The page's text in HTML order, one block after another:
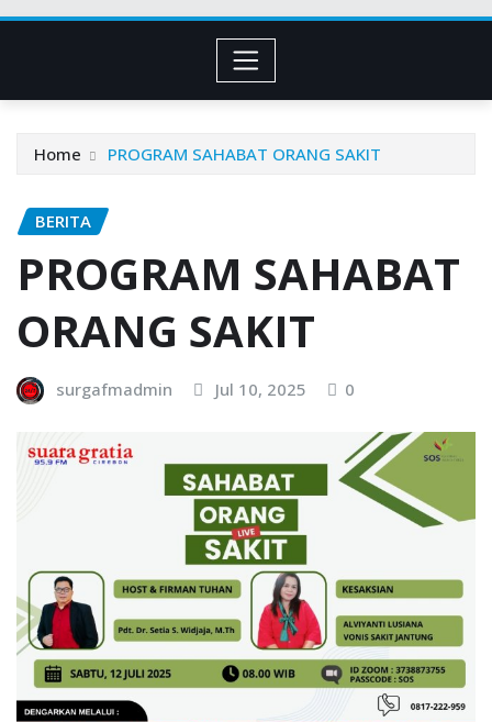
Home PROGRAM SAHABAT ORANG SAKIT
BERITA
PROGRAM SAHABAT
ORANG SAKIT
surgafmadmin Jul 10, 2025 0